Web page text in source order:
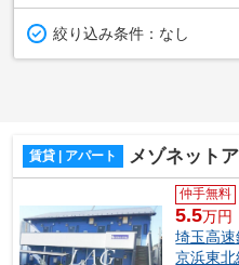
絞り込み条件： なし
賃貸 | アパート メゾネット
仲手無料
5.5万円
埼玉高速
京浜東北